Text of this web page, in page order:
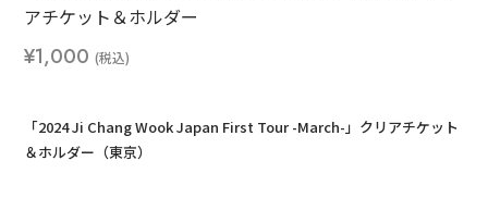
アチケット＆ホルダー
¥1,000
「2024 Ji Chang Wook Japan First Tour -March-」クリアチケット
＆ホルダー（東京）